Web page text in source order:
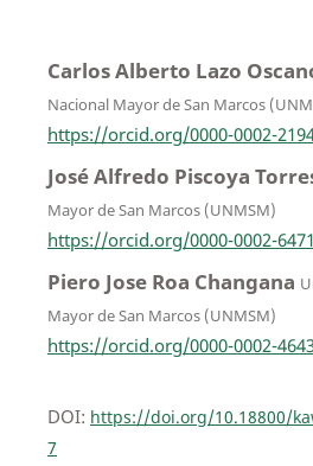
Carlos Alberto Lazo
Nacional Mayor de San Marcos
https://orcid.org/0000-0002-
José Alfredo Piscoya
Mayor de San Marcos (UNMSM)
https://orcid.org/0000-0002-
Piero Jose Roa Changana
Mayor de San Marcos (UNMSM)
https://orcid.org/0000-0002-
DOI: https://doi.org/10.18800/
7